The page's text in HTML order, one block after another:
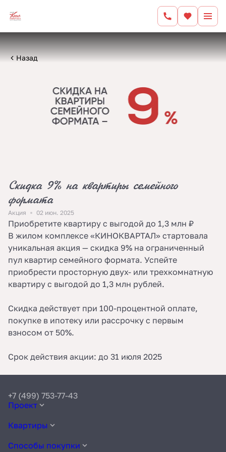
Назад
Скидка 9% на квартиры семейного
формата
Акция 02 июн. 2025
Приобретите квартиру с выгодой до 1,3 млн ₽
В жилом комплексе «КИНОКВАРТАЛ» стартовала
уникальная акция — скидка 9% на ограниченный
пул квартир семейного формата. Успейте
приобрести просторную двух- или трехкомнатную
квартиру с выгодой до 1,3 млн рублей.
Скидка действует при 100-процентной оплате,
покупке в ипотеку или рассрочку с первым
взносом от 50%.
Срок действия акции: до 31 июля 2025
Проект
Квартиры
Способы покупки
+7 (499) 753-77-43